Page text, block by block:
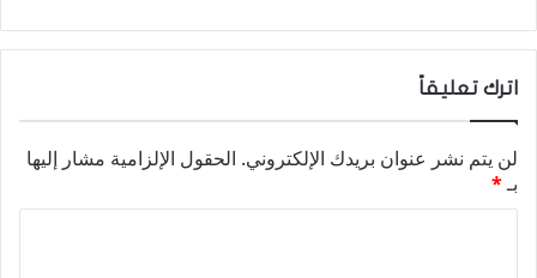
اترك تعليقاً
لن يتم نشر عنوان بريدك الإلكتروني. الحقول الإلزامية مشار إليها
بـ*